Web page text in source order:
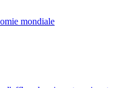
mondiale